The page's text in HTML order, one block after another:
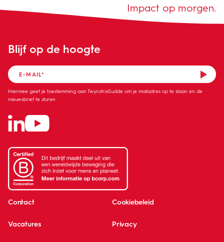
Contact Cookiebeleid
Vacatures Privacy
Blijf op de hoogte
Hiermee geef je toestemming aan TwynstraGudde om je mailadres op te slaan en de
nieuwsbrief te sturen.
Impact op morgen.